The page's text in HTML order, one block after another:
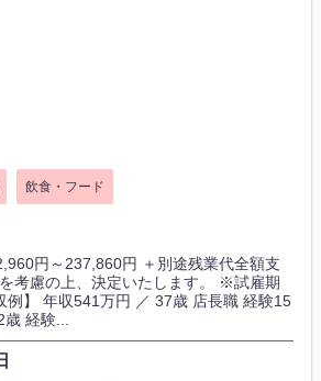
飲食・フード
円～237,860円 ＋別途残業代全額支
考慮の上、決定いたします。 ※試雇期
例】 年収541万円 ／ 37歳 店長職 経験15
経験...